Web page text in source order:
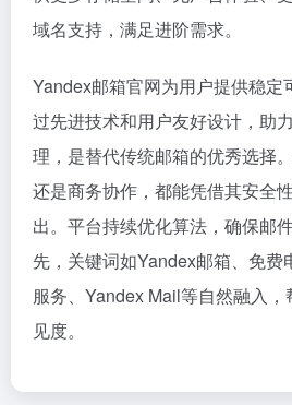
域名支持，满足进阶需求。
Yandex邮箱官网为用户提供稳定
过先进技术和用户友好设计，助
理，是替代传统邮箱的优秀选择
还是商务协作，都能凭借其安全
出。平台持续优化算法，确保邮
先，关键词如Yandex邮箱、免费
服务、Yandex Mail等自然融入
见度。